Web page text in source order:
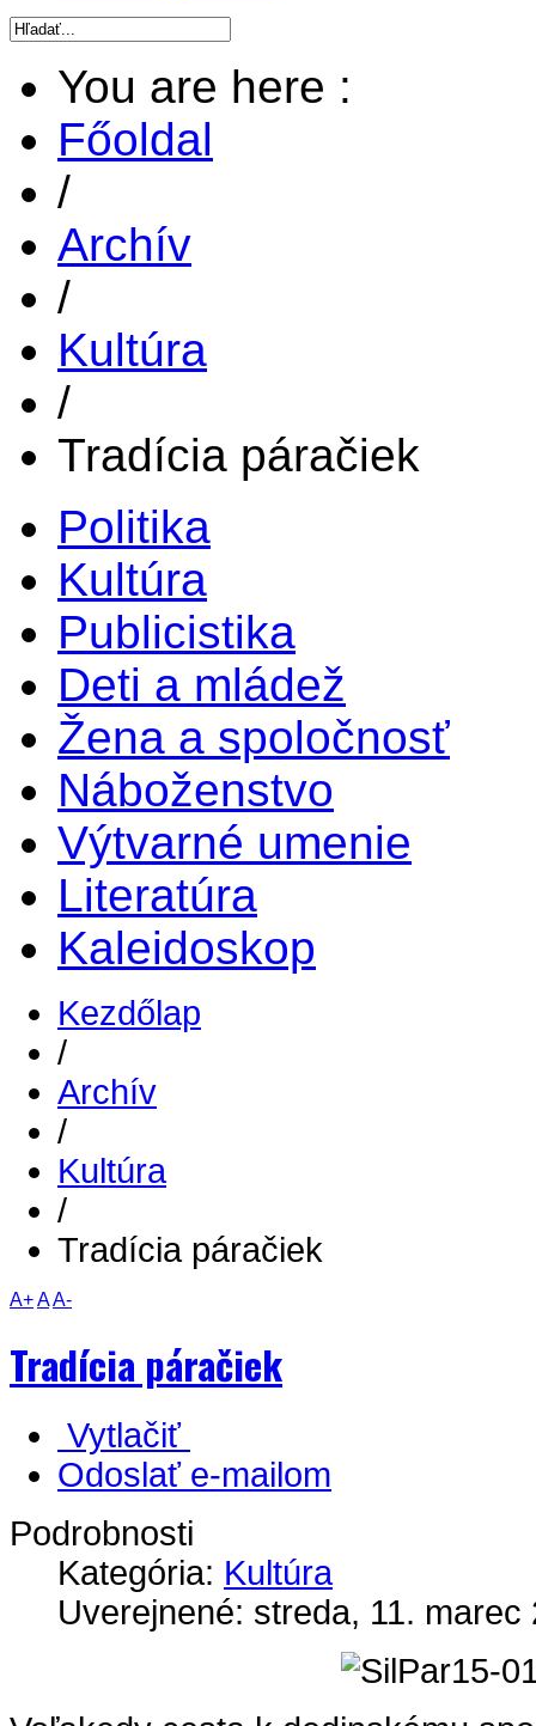
You are here :
Főoldal
/
Archív
/
Kultúra
/
Tradícia páračiek
Politika
Kultúra
Publicistika
Deti a mládež
Žena a spoločnosť
Náboženstvo
Výtvarné umenie
Literatúra
Kaleidoskop
Kezdőlap
/
Archív
/
Kultúra
/
Tradícia páračiek
A+AA-
Tradícia páračiek
Vytlačiť
Odoslať e-mailom
Podrobnosti
Kategória: Kultúra
Uverejnené: streda, 11. marec